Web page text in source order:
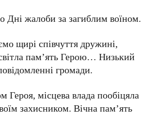
Дні жалоби за загиблим воїном.
щирі співчуття дружині,
пам’ять Герою… Низький
громади.
Героя, місцева влада пообіцяла
захисником. Вічна пам’ять